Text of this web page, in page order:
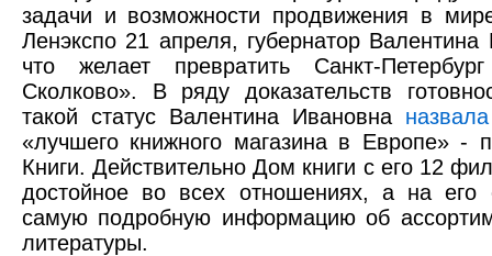
задачи и возможности продвижения в
Ленэкспо 21 апреля, губернатор
что желает превратить Санкт-
Сколково». В ряду доказательств
такой статус Валентина Ивановна назвала
«лучшего книжного магазина в Европе» -
Книги. Действительно Дом книги с его 12
достойное во всех отношениях, а на его
самую подробную информацию об
литературы.